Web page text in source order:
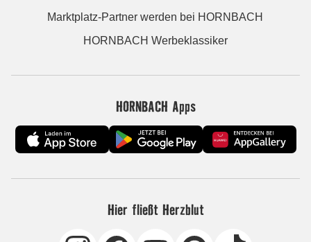
Marktplatz-Partner werden bei HORNBACH
HORNBACH Werbeklassiker
HORNBACH Apps
Hier fließt Herzblut